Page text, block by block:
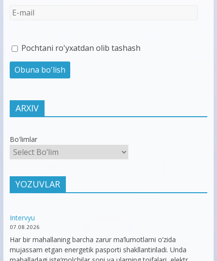
Pochtani ro'yxatdan olib tashash
ARXIV
Bo'limlar
YOZUVLAR
Intervyu
07.08.2026
Har bir mahallaning barcha zarur ma’lumotlarni o‘zida
mujassam etgan energetik pasporti shakllantiriladi. Unda